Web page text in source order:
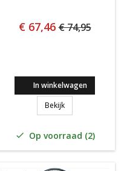
(Graphite composite)
€ 67,46 € 74,95
In winkelwagen
BekijkBabolat Aero
 Op voorraad (2)